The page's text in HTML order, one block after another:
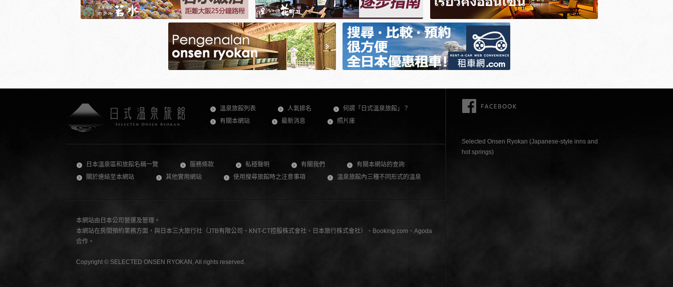
Selected Onsen Ryokan (Japanese-style inns and
hot springs)
溫泉旅館列表 人氣排名
何謂「日式溫泉旅館」？
有關本網站
最新消息 照片庫
日本溫泉區和旅館名稱一覽 服務條款 私穩聲明 有關我們
有關本網站的查詢
關於連結至本網站
其他實用網站 使用搜尋旅館時之注意事項 溫泉旅館內三種不同形式的溫泉
本網站由日本公司營運及管理。
本網站在房間預約業務方面，與日本三大旅行社（JTB有限公司、KNT-CT控股株式會社、日本旅行株式會社）、Booking.com、Agoda
合作。
Copyright © SELECTED ONSEN RYOKAN, All rights reserved.